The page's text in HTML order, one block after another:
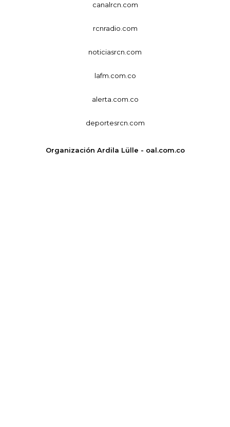
canalrcn.com
rcnradio.com
noticiasrcn.com
lafm.com.co
alerta.com.co
deportesrcn.com
Organización Ardila Lülle - oal.com.co